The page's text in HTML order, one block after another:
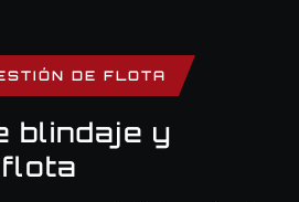
DE FLOTA
blindaje y